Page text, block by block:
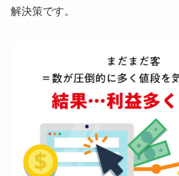
解決策です。